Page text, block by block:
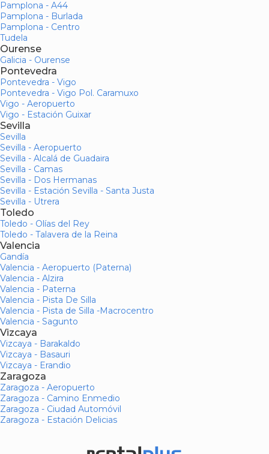
Pamplona - A44
Pamplona - Burlada
Pamplona - Centro
Tudela
Ourense
Galicia - Ourense
Pontevedra
Pontevedra - Vigo
Pontevedra - Vigo Pol. Caramuxo
Vigo - Aeropuerto
Vigo - Estación Guixar
Sevilla
Sevilla
Sevilla - Aeropuerto
Sevilla - Alcalá de Guadaira
Sevilla - Camas
Sevilla - Dos Hermanas
Sevilla - Estación Sevilla - Santa Justa
Sevilla - Utrera
Toledo
Toledo - Olías del Rey
Toledo - Talavera de la Reina
Valencia
Gandía
Valencia - Aeropuerto (Paterna)
Valencia - Alzira
Valencia - Paterna
Valencia - Pista De Silla
Valencia - Pista de Silla -Macrocentro
Valencia - Sagunto
Vizcaya
Vizcaya - Barakaldo
Vizcaya - Basauri
Vizcaya - Erandio
Zaragoza
Zaragoza - Aeropuerto
Zaragoza - Camino Enmedio
Zaragoza - Ciudad Automóvil
Zaragoza - Estación Delicias